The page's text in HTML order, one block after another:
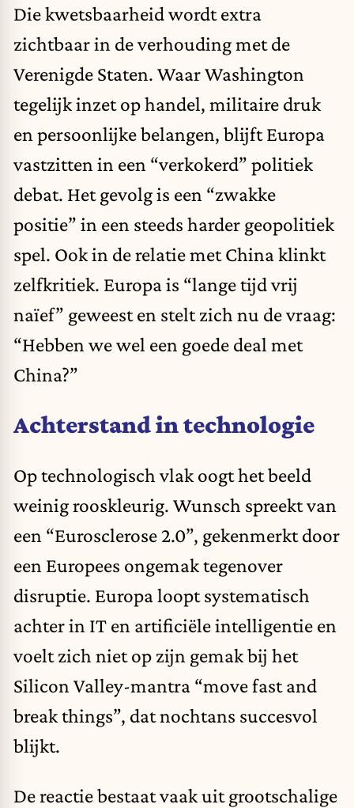
Die kwetsbaarheid wordt extra
zichtbaar in de verhouding met de
Verenigde Staten. Waar Washington
tegelijk inzet op handel, militaire druk
en persoonlijke belangen, blijft Europa
vastzitten in een “verkokerd” politiek
debat. Het gevolg is een “zwakke
positie” in een steeds harder geopolitiek
spel. Ook in de relatie met China klinkt
zelfkritiek. Europa is “lange tijd vrij
naïef” geweest en stelt zich nu de vraag:
“Hebben we wel een goede deal met
China?”
Achterstand in technologie
Op technologisch vlak oogt het beeld
weinig rooskleurig. Wunsch spreekt van
een “Eurosclerose 2.0”, gekenmerkt door
een Europees ongemak tegenover
disruptie. Europa loopt systematisch
achter in IT en artificiële intelligentie en
voelt zich niet op zijn gemak bij het
Silicon Valley-mantra “move fast and
break things”, dat nochtans succesvol
blijkt.
De reactie bestaat vaak uit grootschalige